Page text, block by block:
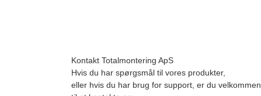
Kontakt Totalmontering ApS
Hvis du har spørgsmål til vores produkter,
eller hvis du har brug for support, er du velkommen